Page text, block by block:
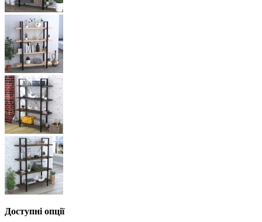
Доступні опції